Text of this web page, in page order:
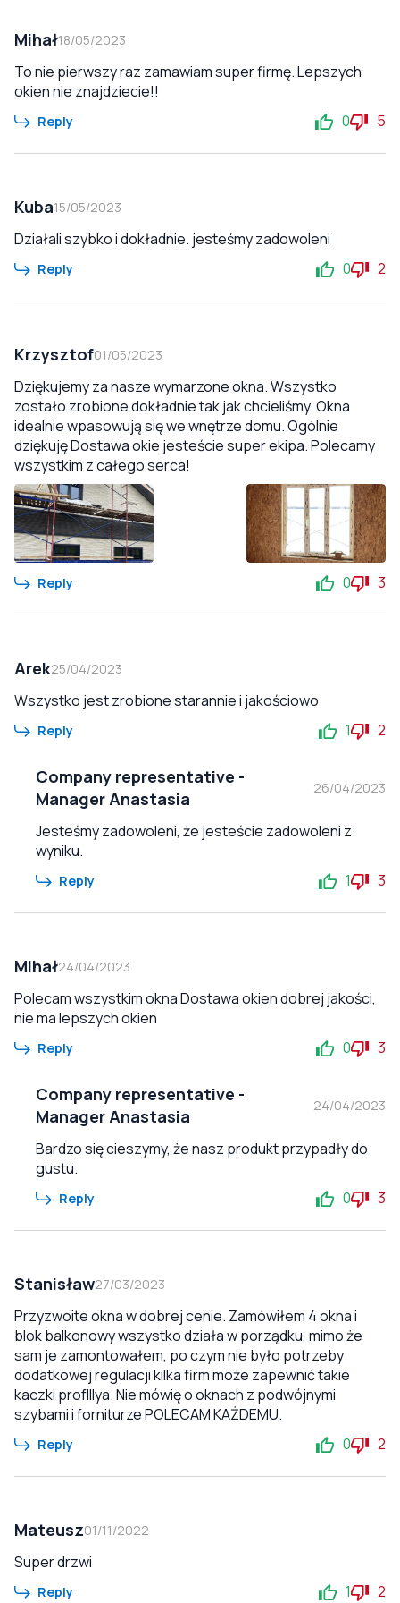
Mihał18/05/2023
To nie pierwszy raz zamawiam super firmę. Lepszych
okien nie znajdziecie!!
Reply 0 5
Kuba15/05/2023
Działali szybko i dokładnie. jesteśmy zadowoleni
Reply 0 2
Krzysztof01/05/2023
Dziękujemy za nasze wymarzone okna. Wszystko
zostało zrobione dokładnie tak jak chcieliśmy. Okna
idealnie wpasowują się we wnętrze domu. Ogólnie
dziękuję Dostawa okie jesteście super ekipa. Polecamy
wszystkim z całego serca!
Reply 0 3
Arek25/04/2023
Wszystko jest zrobione starannie i jakościowo
Reply 1 2
Company representative -
Manager Anastasia
26/04/2023
Jesteśmy zadowoleni, że jesteście zadowoleni z
wyniku.
Reply 1 3
Mihał24/04/2023
Polecam wszystkim okna Dostawa okien dobrej jakości,
nie ma lepszych okien
Reply 0 3
Company representative -
Manager Anastasia
24/04/2023
Bardzo się cieszymy, że nasz produkt przypadły do
gustu.
Reply 0 3
Stanisław27/03/2023
Przyzwoite okna w dobrej cenie. Zamówiłem 4 okna i
blok balkonowy wszystko działa w porządku, mimo że
sam je zamontowałem, po czym nie było potrzeby
dodatkowej regulacji kilka firm może zapewnić takie
kaczki profIllya. Nie mówię o oknach z podwójnymi
szybami i forniturze POLECAM KAŻDEMU.
Reply 0 2
Mateusz01/11/2022
Super drzwi
Reply 1 2